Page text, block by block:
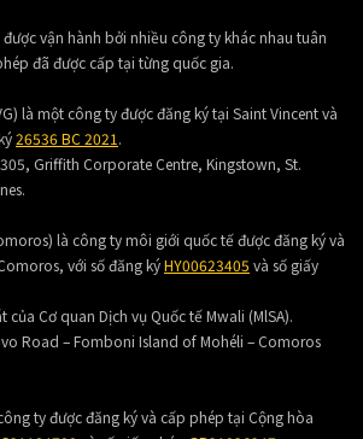
được vận hành bởi nhiều công ty khác nhau tuân
đã được cấp tại từng quốc gia.
là một công ty được đăng ký tại Saint Vincent và
26536 BC 2021.
Griffith Corporate Centre, Kingstown, St.
là công ty môi giới quốc tế được đăng ký và
với số đăng kýHY00623405 và số giấy
của Cơ quan Dịch vụ Quốc tế Mwali (MlSA).
Road – Fomboni Island of Mohéli – Comoros
ty được đăng ký và cấp phép tại Cộng hòa